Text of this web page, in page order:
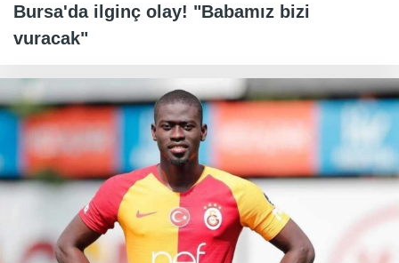
Bursa'da ilginç olay! "Babamız bizi
vuracak"